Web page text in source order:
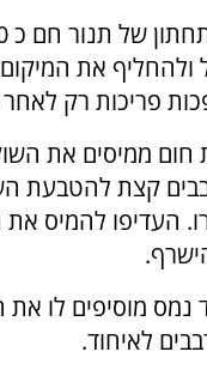
ולהחליף את
פריכות רק לאחר
העדיפו להמיס
נמס מוסיפים לו
לאיחוד.